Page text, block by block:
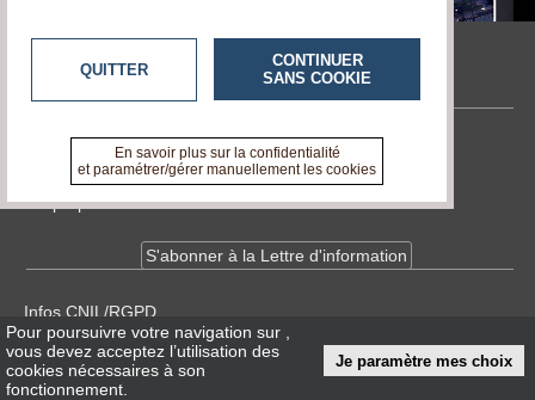
Art Basel Miami 2019 CES 2020
International Jewellery London
Great Event Tv
Contactez-nous
En savoir +
A propos de tvlocale.fr
S'abonner à la Lettre d'information
Infos CNIL/RGPD
Conditions Générales d'Utilisation
« accès éditeur »
Pour poursuivre votre navigation sur
vous devez acceptez l’utilisation des
cookies nécessaires à son
fonctionnement.
Je paramètre mes choix
QUITTER
CONTINUER
SANS COOKIE
En savoir plus sur la confidentialité
et paramétrer/gérer manuellement les cookies